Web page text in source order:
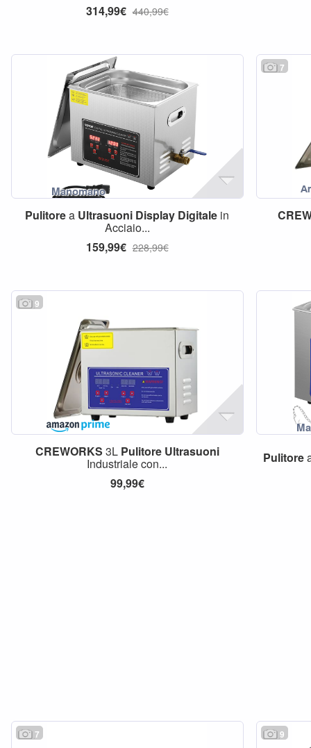
314,99€ 440,99€
Pulitorea Ultrasuoni Display Digitale in
Acciaio...
159,99€ 228,99€
7
9
CREWORKS 3L Pulitore Ultrasuoni
Industriale con...
99,99€
Pulitore
7 9